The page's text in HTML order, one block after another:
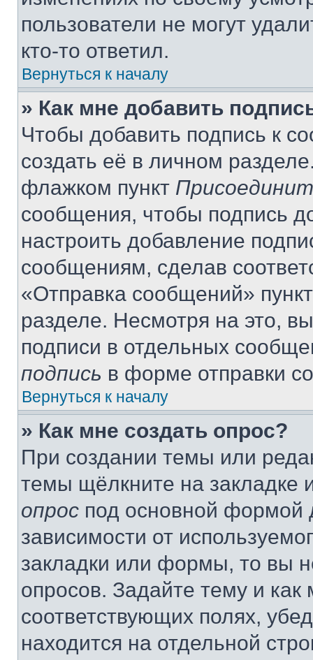
пользователи не могут
кто-то ответил.
Вернуться к началу
» Как мне добавить
Чтобы добавить подпись к
создать её в личном
флажком пункт
сообщения, чтобы подпись
настроить добавление
сообщениям, сделав
«Отправка сообщений»
разделе. Несмотря на это,
подписи в отдельных
подпись в форме отправки
Вернуться к началу
» Как мне создать опрос?
При создании темы или
темы щёлкните на
опрос под основной формой
зависимости от
закладки или формы, то вы
опросов. Задайте тему и
соответствующих полях,
находится на отдельной